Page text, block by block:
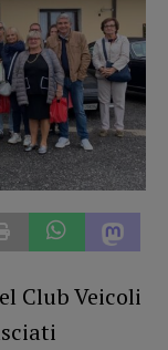
Club Veicoli